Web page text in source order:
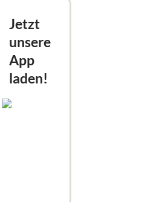
Jetzt
unsere
App
laden!